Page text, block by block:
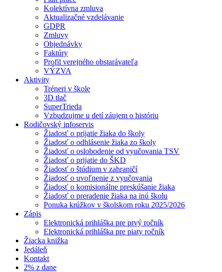
Kolektívna zmluva
Aktualizačné vzdelávanie
GDPR
Zmluvy
Objednávky
Faktúry
Profil verejného obstarávateľa
VÝZVA
Aktivity
Tréneri v škole
3D tlač
SuperTrieda
Vzbudzujme u detí záujem o históriu
Rodičovský infoservis
Žiadosť o prijatie žiaka do školy
Žiadosť o odhlásenie žiaka zo školy
Žiadosť o oslobodenie od vyučovania TSV
Žiadosť o prijatie do ŠKD
Žiadosť o štúdium v zahraničí
Žiadosť o uvoľnenie z vyučovania
Žiadosť o komisionálne preskúšanie žiaka
Žiadosť o preradenie žiaka na inú školu
Ponuka krúžkov v školskom roku 2025/2026
Zápis
Elektronická prihláška pre prvý ročník
Elektronická prihláška pre piaty ročník
Žiacka knižka
Jedáleň
Kontakt
2% z dane